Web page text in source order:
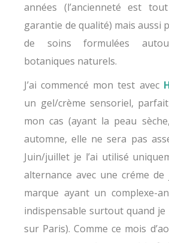
années (l’ancienneté est
garantie de qualité) mais aussi
de soins formulées
botaniques naturels.
J’ai commencé mon test avec
un gel/crème sensoriel,
mon cas (ayant la peau
automne, elle ne sera pas
Juin/juillet je l’ai utilisé
alternance avec une créme de
marque ayant un complexe-
indispensable surtout quand
sur Paris). Comme ce mois